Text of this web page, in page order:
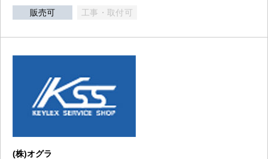
販売可 工事・取付可
(株)オグラ